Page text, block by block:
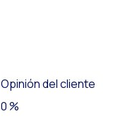
Opinión del cliente
0%